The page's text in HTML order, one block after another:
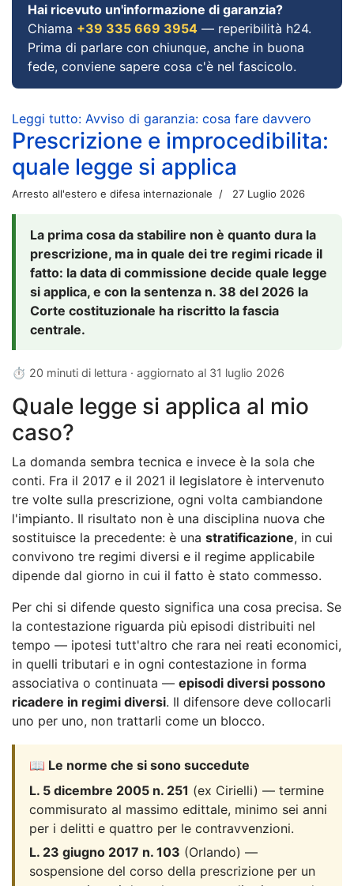
Hai ricevuto un'informazione di garanzia?
Chiama +39 335 669 3954 — reperibilità h24.
Prima di parlare con chiunque, anche in buona
fede, conviene sapere cosa c'è nel fascicolo.
Leggi tutto: Avviso di garanzia: cosa fare davvero
Prescrizione e improcedibilita:
quale legge si applica
Arresto all'estero e difesa internazionale 27 Luglio 2026
La prima cosa da stabilire non è quanto dura la
prescrizione, ma in quale dei tre regimi ricade il
fatto: la data di commissione decide quale legge
si applica, e con la sentenza n. 38 del 2026 la
Corte costituzionale ha riscritto la fascia
centrale.
⏱ 20 minuti di lettura · aggiornato al 31 luglio 2026
Quale legge si applica al mio
caso?
La domanda sembra tecnica e invece è la sola che
conti. Fra il 2017 e il 2021 il legislatore è intervenuto
tre volte sulla prescrizione, ogni volta cambiandone
l'impianto. Il risultato non è una disciplina nuova che
sostituisce la precedente: è una stratificazione, in cui
convivono tre regimi diversi e il regime applicabile
dipende dal giorno in cui il fatto è stato commesso.
Per chi si difende questo significa una cosa precisa. Se
la contestazione riguarda più episodi distribuiti nel
tempo — ipotesi tutt'altro che rara nei reati economici,
in quelli tributari e in ogni contestazione in forma
associativa o continuata — episodi diversi possono
ricadere in regimi diversi. Il difensore deve collocarli
uno per uno, non trattarli come un blocco.
📖 Le norme che si sono succedute
L. 5 dicembre 2005 n. 251 (ex Cirielli) — termine
commisurato al massimo edittale, minimo sei anni
per i delitti e quattro per le contravvenzioni.
L. 23 giugno 2017 n. 103 (Orlando) —
sospensione del corso della prescrizione per un